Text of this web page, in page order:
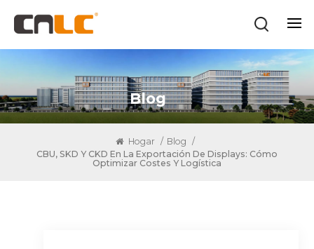
Blog
Hogar / Blog /
CBU, SKD Y CKD En La Exportación De Displays: Cómo
Optimizar Costes Y Logística